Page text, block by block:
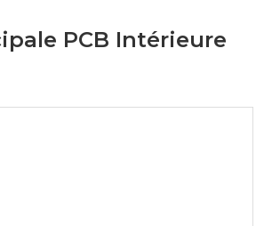
PCB Intérieure